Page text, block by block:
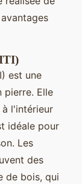
est une
pierre. Elle
l'intérieur
idéale pour
Les
des
de bois, qui